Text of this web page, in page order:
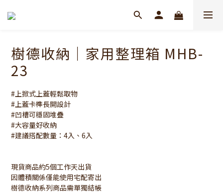
樹德收納｜家用整理箱 MHB-
23
#上掀式上蓋輕鬆取物
#上蓋卡榫長開設計
#凹槽可穩固堆疊
#大容量好收納
#建議搭配數量：4入、6入
現貨商品約5個工作天出貨
因體積關係僅能使用宅配寄出
樹德收納系列商品需單獨結帳